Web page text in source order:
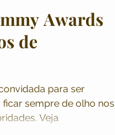
Awards
de
para ser
sempre de olho nos
Veja